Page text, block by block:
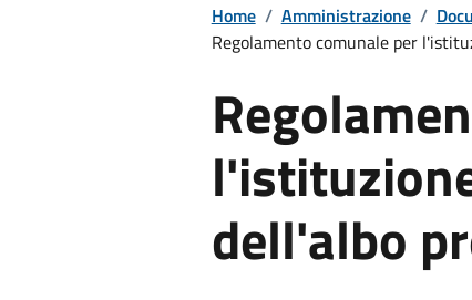
Home / Amministrazione /
Regolamento comunale per
dell'albo